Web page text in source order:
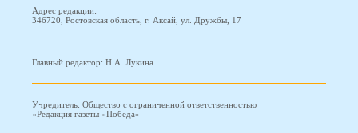
Адрес редакции:
346720, Ростовская область, г. Аксай, ул. Дружбы, 17
Главный редактор: Н.А. Лукина
Учредитель: Общество с ограниченной ответственностью
«Редакция газеты «Победа»